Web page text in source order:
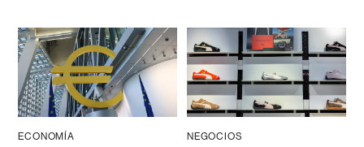
ECONOMÍA NEGOCIOS